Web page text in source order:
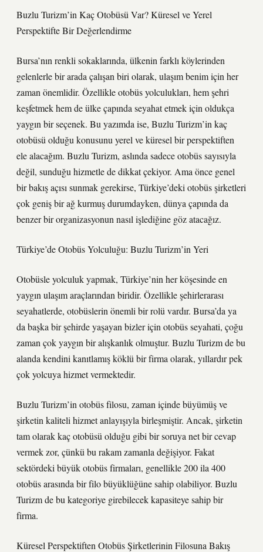
Buzlu Turizm’in Kaç Otobüsü Var? Küresel ve Yerel
Perspektifte Bir Değerlendirme
Bursa’nın renkli sokaklarında, ülkenin farklı köylerinden
gelenlerle bir arada çalışan biri olarak, ulaşım benim için her
zaman önemlidir. Özellikle otobüs yolculukları, hem şehri
keşfetmek hem de ülke çapında seyahat etmek için oldukça
yaygın bir seçenek. Bu yazımda ise, Buzlu Turizm’in kaç
otobüsü olduğu konusunu yerel ve küresel bir perspektiften
ele alacağım. Buzlu Turizm, aslında sadece otobüs sayısıyla
değil, sunduğu hizmetle de dikkat çekiyor. Ama önce genel
bir bakış açısı sunmak gerekirse, Türkiye’deki otobüs şirketleri
çok geniş bir ağ kurmuş durumdayken, dünya çapında da
benzer bir organizasyonun nasıl işlediğine göz atacağız.
Türkiye’de Otobüs Yolculuğu: Buzlu Turizm’in Yeri
Otobüsle yolculuk yapmak, Türkiye’nin her köşesinde en
yaygın ulaşım araçlarından biridir. Özellikle şehirlerarası
seyahatlerde, otobüslerin önemli bir rolü vardır. Bursa’da ya
da başka bir şehirde yaşayan bizler için otobüs seyahati, çoğu
zaman çok yaygın bir alışkanlık olmuştur. Buzlu Turizm de bu
alanda kendini kanıtlamış köklü bir firma olarak, yıllardır pek
çok yolcuya hizmet vermektedir.
Buzlu Turizm’in otobüs filosu, zaman içinde büyümüş ve
şirketin kaliteli hizmet anlayışıyla birleşmiştir. Ancak, şirketin
tam olarak kaç otobüsü olduğu gibi bir soruya net bir cevap
vermek zor, çünkü bu rakam zamanla değişiyor. Fakat
sektördeki büyük otobüs firmaları, genellikle 200 ila 400
otobüs arasında bir filo büyüklüğüne sahip olabiliyor. Buzlu
Turizm de bu kategoriye girebilecek kapasiteye sahip bir
firma.
Küresel Perspektiften Otobüs Şirketlerinin Filosuna Bakış